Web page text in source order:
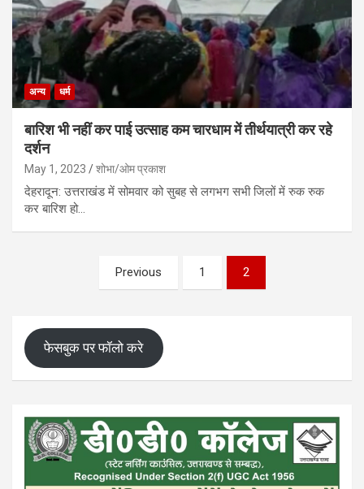
अन्य धर्म
बारिश भी नहीं कर पाई उत्साह कम चारधाम में तीर्थयात्री कर रहे
दर्शन
May 1, 2023 शोभा/ओम प्रकाश
देहरादून: उत्तराखंड में सोमवार को सुबह से लगभग सभी जिलों में रुक रुक
कर बारिश हो…
pagination
Previous 1 2
फेसबुक पर फॉलो करे